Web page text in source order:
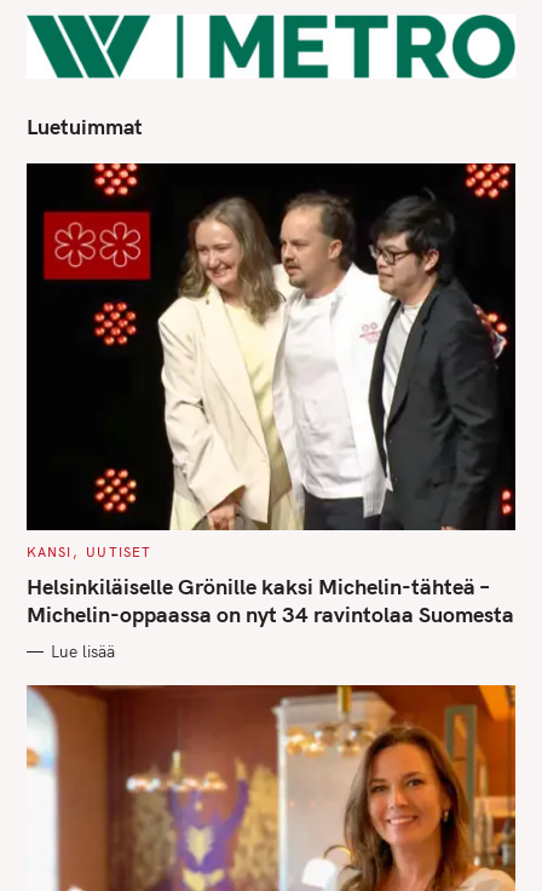
Luetuimmat
C
T
E
G
O
I
S
KANSI UUTISET
Helsinkiläiselle Grönille kaksi Michelin-tähteä –
Michelin-oppaassa on nyt 34 ravintolaa Suomesta
Lue lisää